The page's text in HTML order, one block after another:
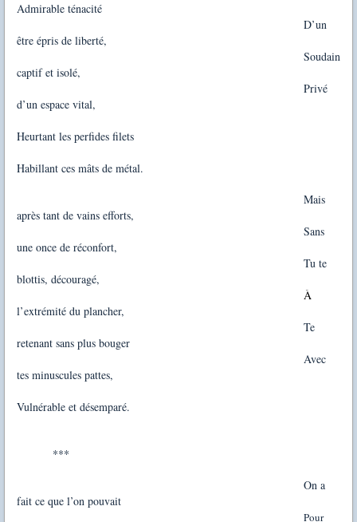
Admirable ténacité
D’un
être épris de liberté,
Soudain
captif et isolé,
Privé
d’un espace vital,
Heurtant les perfides filets
Habillant ces mâts de métal.
Mais
après tant de vains efforts,
Sans
une once de réconfort,
Tu te
blottis, découragé,
À
l’extrémité du plancher,
Te
retenant sans plus bouger
Avec
tes minuscules pattes,
Vulnérable et désemparé.
***
On a
fait ce que l’on pouvait
Pour